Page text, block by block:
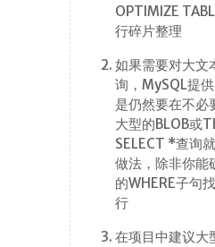
OPTIMIZE
行碎片整理
如果需要对大文
询，MySQL提
是仍然要在不必
大型的BLOB或
SELECT *查询
做法，除非你能
的WHERE子句
行
在项目中建议大